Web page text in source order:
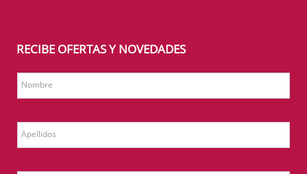
RECIBE OFERTAS Y NOVEDADES
Nombre
Apellidos